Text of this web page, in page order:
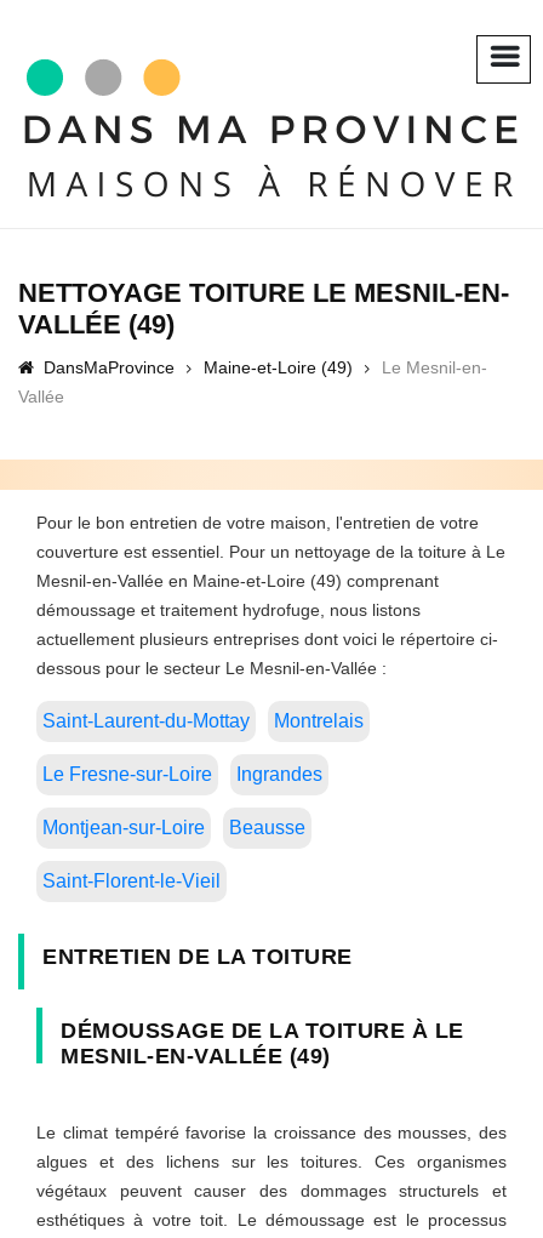
NETTOYAGE TOITURE LE MESNIL-EN-
VALLÉE (49)
DansMaProvince Maine-et-Loire (49)
Le Mesnil-en-
Vallée
Pour le bon entretien de votre maison, l'entretien de votre
couverture est essentiel. Pour un nettoyage de la toiture à Le
Mesnil-en-Vallée en Maine-et-Loire (49) comprenant
démoussage et traitement hydrofuge, nous listons
actuellement plusieurs entreprises dont voici le répertoire ci-
dessous pour le secteur Le Mesnil-en-Vallée :
Saint-Laurent-du-Mottay Montrelais
Le Fresne-sur-Loire Ingrandes
Montjean-sur-Loire Beausse
Saint-Florent-le-Vieil
ENTRETIEN DE LA TOITURE
DÉMOUSSAGE DE LA TOITURE À LE
MESNIL-EN-VALLÉE (49)
Le climat tempéré favorise la croissance des mousses, des
algues et des lichens sur les toitures. Ces organismes
végétaux peuvent causer des dommages structurels et
esthétiques à votre toit. Le démoussage est le processus